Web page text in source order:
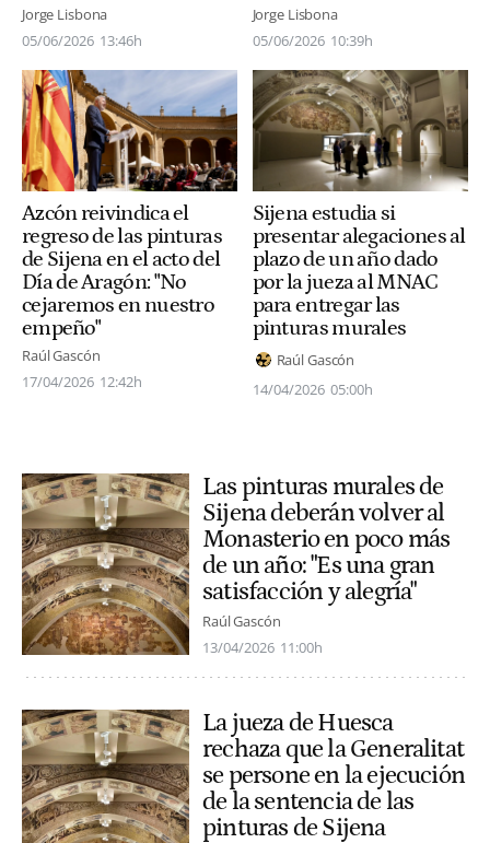
Jorge Lisbona
05/06/2026 13:46h
Jorge Lisbona
05/06/2026 10:39h
Azcón reivindica el
regreso de las pinturas
de Sijena en el acto del
Día de Aragón: "No
cejaremos en nuestro
empeño"
Raúl Gascón
17/04/2026 12:42h
Sijena estudia si
presentar alegaciones al
plazo de un año dado
por la jueza al MNAC
para entregar las
pinturas murales
Raúl Gascón
14/04/2026 05:00h
Las pinturas murales de
Sijena deberán volver al
Monasterio en poco más
de un año: "Es una gran
satisfacción y alegría"
Raúl Gascón
13/04/2026 11:00h
La jueza de Huesca
rechaza que la Generalitat
se persone en la ejecución
de la sentencia de las
pinturas de Sijena